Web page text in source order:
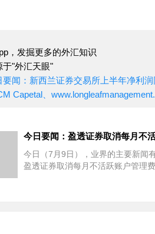
，发掘更多的外汇知识
于"外汇天眼"
要闻：新西兰证券交易所上半年净利
Capetal、
今日（7月9日），业界的主要新闻有
盈透证券取消每月不活跃账户管理费